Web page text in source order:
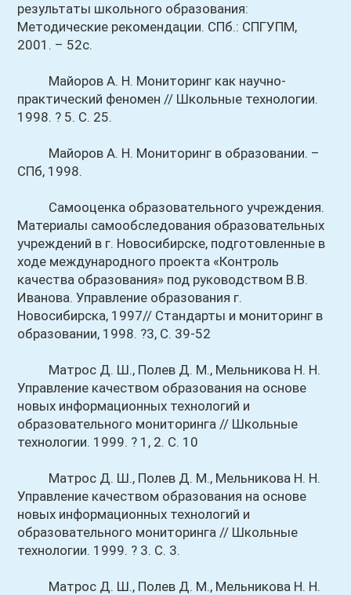
результаты школьного образования:
Методические рекомендации. СПб.: СПГУПМ,
2001. – 52с.
Майоров А. Н. Мониторинг как научно-
практический феномен // Школьные технологии.
1998. ? 5. С. 25.
Майоров А. Н. Мониторинг в образовании. –
СПб, 1998.
Самооценка образовательного учреждения.
Материалы самообследования образовательных
учреждений в г. Новосибирске, подготовленные в
ходе международного проекта «Контроль
качества образования» под руководством В.В.
Иванова. Управление образования г.
Новосибирска, 1997// Стандарты и мониторинг в
образовании, 1998. ?3, С. 39-52
Матрос Д. Ш., Полев Д. М., Мельникова Н. Н.
Управление качеством образования на основе
новых информационных технологий и
образовательного мониторинга // Школьные
технологии. 1999. ? 1, 2. С. 10
Матрос Д. Ш., Полев Д. М., Мельникова Н. Н.
Управление качеством образования на основе
новых информационных технологий и
образовательного мониторинга // Школьные
технологии. 1999. ? 3. С. 3.
Матрос Д. Ш., Полев Д. М., Мельникова Н. Н.